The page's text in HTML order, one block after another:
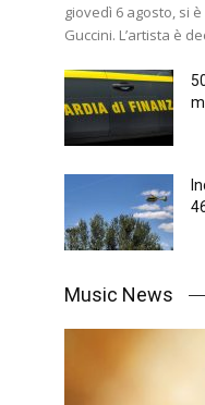
giovedì 6 agosto, si
Guccini. L’artista è
Music News